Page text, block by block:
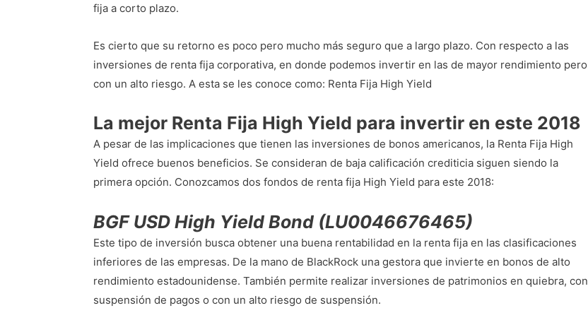
fija a corto plazo.
Es cierto que su retorno es poco pero mucho más seguro que a largo plazo. Con respecto a las
inversiones de renta fija corporativa, en donde podemos invertir en las de mayor rendimiento pero
con un alto riesgo. A esta se les conoce como: Renta Fija High Yield
La mejor Renta Fija High Yield para invertir en este 2018
A pesar de las implicaciones que tienen las inversiones de bonos americanos, la Renta Fija High
Yield ofrece buenos beneficios. Se consideran de baja calificación crediticia siguen siendo la
primera opción. Conozcamos dos fondos de renta fija High Yield para este 2018:
BGF USD High Yield Bond (LU0046676465)
Este tipo de inversión busca obtener una buena rentabilidad en la renta fija en las clasificaciones
inferiores de las empresas. De la mano de BlackRock una gestora que invierte en bonos de alto
rendimiento estadounidense. También permite realizar inversiones de patrimonios en quiebra, con
suspensión de pagos o con un alto riesgo de suspensión.